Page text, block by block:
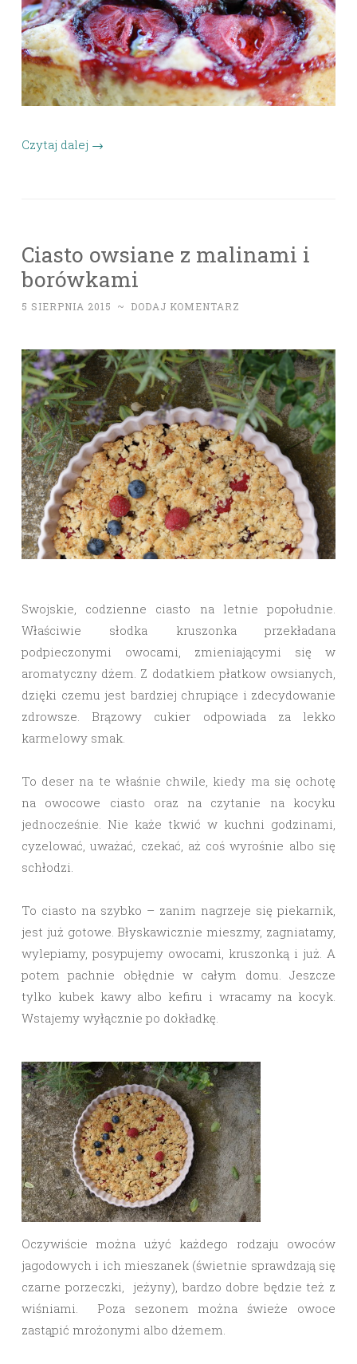
Czytaj dalej →
Ciasto owsiane z malinami i
borówkami
5 SIERPNIA 2015 ~ DODAJ KOMENTARZ
Swojskie, codzienne ciasto na letnie popołudnie.
Właściwie słodka kruszonka przekładana
podpieczonymi owocami, zmieniającymi się w
aromatyczny dżem. Z dodatkiem płatkow owsianych,
dzięki czemu jest bardziej chrupiące i zdecydowanie
zdrowsze. Brązowy cukier odpowiada za lekko
karmelowy smak.
To deser na te właśnie chwile, kiedy ma się ochotę
na owocowe ciasto oraz na czytanie na kocyku
jednocześnie. Nie każe tkwić w kuchni godzinami,
cyzelować, uważać, czekać, aż coś wyrośnie albo się
schłodzi.
To ciasto na szybko – zanim nagrzeje się piekarnik,
jest już gotowe. Błyskawicznie mieszmy, zagniatamy,
wylepiamy, posypujemy owocami, kruszonką i już. A
potem pachnie obłędnie w całym domu. Jeszcze
tylko kubek kawy albo kefiru i wracamy na kocyk.
Wstajemy wyłącznie po dokładkę.
Oczywiście można użyć każdego rodzaju owoców
jagodowych i ich mieszanek (świetnie sprawdzają się
czarne porzeczki, jeżyny), bardzo dobre będzie też z
wiśniami. Poza sezonem można świeże owoce
zastąpić mrożonymi albo dżemem.